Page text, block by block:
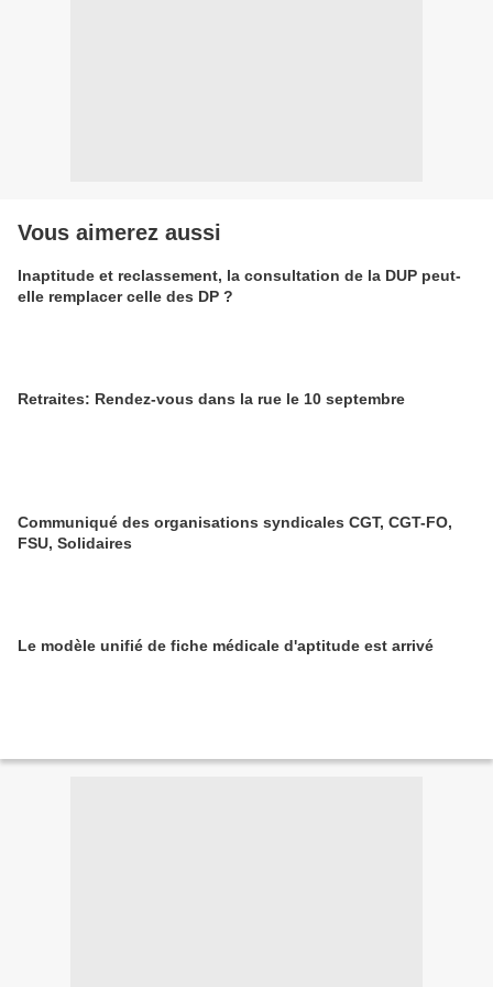
Vous aimerez aussi
Inaptitude et reclassement, la consultation de la DUP peut-
elle remplacer celle des DP ?
Retraites: Rendez-vous dans la rue le 10 septembre
Communiqué des organisations syndicales CGT, CGT-FO,
FSU, Solidaires
Le modèle unifié de fiche médicale d'aptitude est arrivé